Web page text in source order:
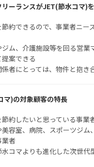
ーランスがJET(節水コマ)
節約できるので、事業者ニー
ジム、介護施設等を回る営業
案できる
係者にとっては、物件と抱き
マ)の対象顧客の特長
節約したいと思っている事業
美容室、病院、スポーツジム
業者
水コマよりも進化した次世代